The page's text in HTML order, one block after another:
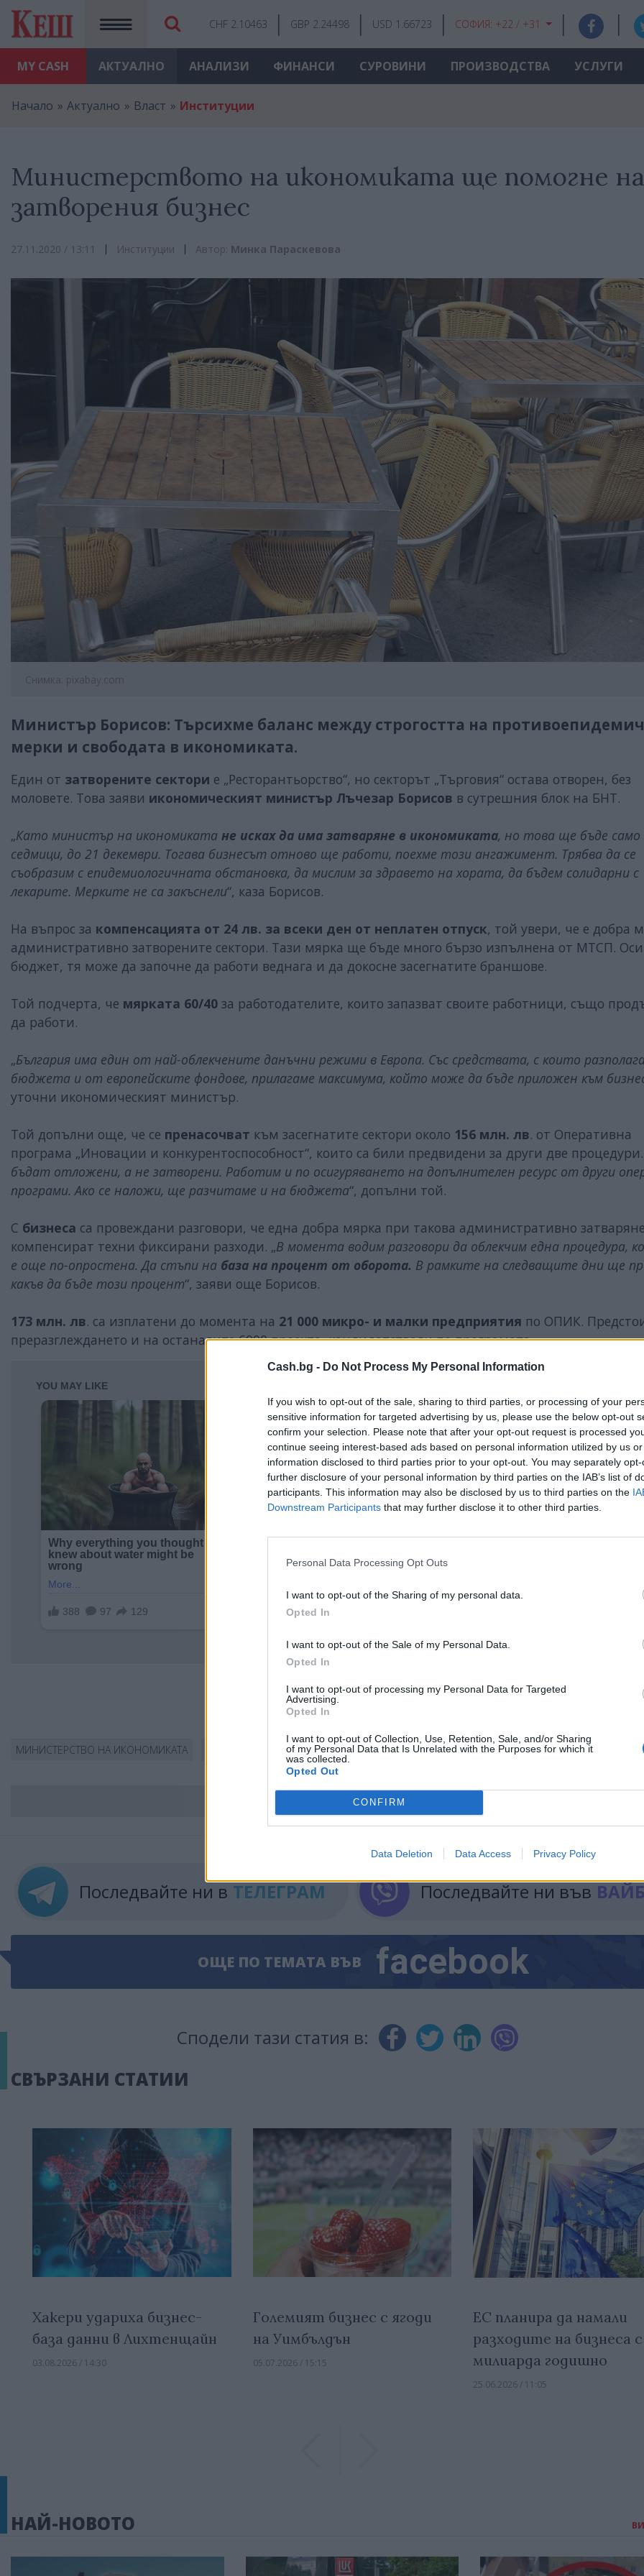
Cash.bg - Do Not Process My Personal Information
If you wish to opt-out of the sale, sharing to third parties, or processing of your
sensitive information for targeted advertising by us, please use the below opt-out
confirm your selection. Please note that after your opt-out request is processed
continue seeing interest-based ads based on personal information utilized by us
information disclosed to third parties prior to your opt-out. You may separately
further disclosure of your personal information by third parties on the IAB’s list of
participants. This information may also be disclosed by us to third parties on the
Downstream Participants that may further disclose it to other third parties.
Personal Data Processing Opt Outs
I want to opt-out of the Sharing of my personal data.
Opted In
I want to opt-out of the Sale of my Personal Data.
Opted In
I want to opt-out of processing my Personal Data for Targeted
Advertising.
Opted In
I want to opt-out of Collection, Use, Retention, Sale, and/or Sharing
of my Personal Data that Is Unrelated with the Purposes for which it
was collected.
Opted Out
CONFIRM
Data Deletion Data Access Privacy Policy
MY CASH
CHF 2.10463 GBP 2.24498 USD 1.66723 СОФИЯ: +22 / +31
АКТУАЛНО АНАЛИЗИ ФИНАНСИ СУРОВИНИ ПРОИЗВОДСТВА УСЛУГИ
Начало Актуално Власт Институции
Министерството на икономиката ще помогне на
затворения бизнес
27.11.2020 / 13:11 Институции Автор: Mинка Параскевова
Снимка: pixabay.com
Министър Борисов: Търсихме баланс между строгостта на
мерки и свободата в икономиката.
Един от затворените сектори е „Ресторантьорство“, но секторът „Търговия“ остава отворен, без
моловете. Това заяви икономическият министър Лъчезар Борисов в сутрешния блок на БНТ.
„Като министър на икономиката не исках да има затваряне в икономиката, но това ще бъде
седмици, до 21 декември. Тогава бизнесът отново ще работи, поехме този ангажимент. Трябва да се
съобразим с епидемиологичната обстановка, да мислим за здравето на хората, да бъдем солидарни с
лекарите. Мерките не са закъснели“, каза Борисов.
На въпрос за компенсацията от 24 лв. за всеки ден от неплатен отпуск, той увери, че е добра
административно затворените сектори. Тази мярка ще бъде много бързо изпълнена от МТСП.
бюджет, тя може да започне да работи веднага и да докосне засегнатите браншове.
Той подчерта, че мярката 60/40 за работодателите, които запазват своите работници, също
да работи.
„България има един от най-облекчените данъчни режими в Европа. Със средствата, с които
бюджета и от европейските фондове, прилагаме максимума, който може да бъде приложен към
уточни икономическият министър.
Той допълни още, че се пренасочват към засегнатите сектори около 156 млн. лв. от Оперативна
програма „Иновации и конкурентоспособност“, които са били предвидени за други две процедури.
бъдат отложени, а не затворени. Работим и по осигуряването на допълнителен ресурс от други
програми. Ако се наложи, ще разчитаме и на бюджета“, допълни той.
С бизнеса са провеждани разговори, че една добра мярка при такова административно
компенсират техни фиксирани разходи. „В момента водим разговори да облекчим една процедура,
е още по-опростена. Да стъпи на база на процент от оборота. В рамките на следващите дни ще
какъв да бъде този процент“, заяви още Борисов.
173 млн. лв. са изплатени до момента на 21 000 микро- и малки предприятия по ОПИК.
преразглеждането и на останалите 6000 проекта, кандидатствали по програмата.
МИНИСТЕРСТВО НА ИКОНОМИКАТА БИЗНЕС
ВСИЧКИ НОВИНИ »
Последвайте ни в ТЕЛЕГРАМ Последвайте ни във
ОЩЕ ПО ТЕМАТА ВЪВ facebook
Сподели тази статия в:
СВЪРЗАНИ СТАТИИ
Хакери удариха бизнес-
база данни в Лихтенщайн
03.08.2026 / 14:30
Големият бизнес с ягоди
на Уимбълдън
05.07.2026 / 15:15
ЕС планира да намали
разходите на бизнеса
милиарда годишно
25.06.2026 / 11:05
НАЙ-НОВОТО